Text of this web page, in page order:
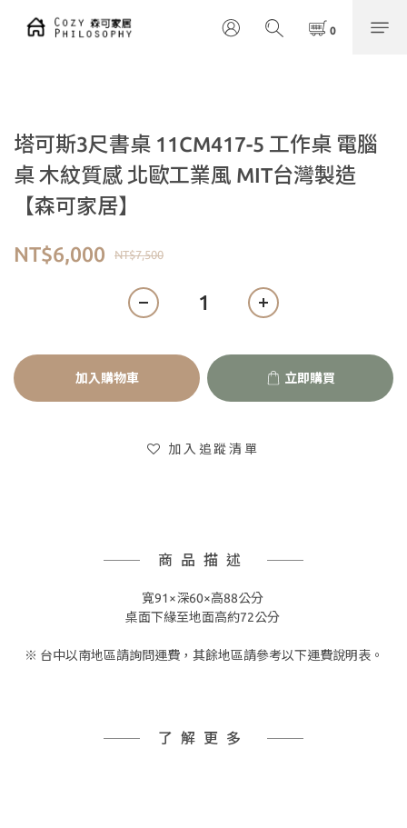
塔可斯3尺書桌 11CM417-5 工作桌 電腦
桌 木紋質感 北歐工業風 MIT台灣製造
【森可家居】
NT$7,500
NT$6,000
加入購物車 立即購買
加入追蹤清單
商品描述
寬91×深60×高88公分
桌面下緣至地面高約72公分
※ 台中以南地區請詢問運費，其餘地區請參考以下運費說明表。
了解更多